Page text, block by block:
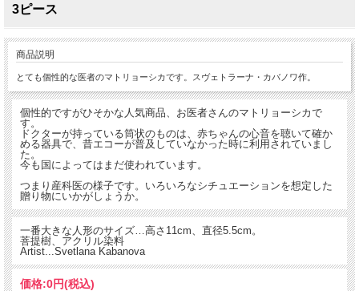
3ピース
商品説明
とても個性的な医者のマトリョーシカです。スヴェトラーナ・カバノワ作。
個性的ですがひそかな人気商品、お医者さんのマトリョーシカで
す。
ドクターが持っている筒状のものは、赤ちゃんの心音を聴いて確か
める器具で、昔エコーが普及していなかった時に利用されていまし
た。
今も国によってはまだ使われています。
つまり産科医の様子です。いろいろなシチュエーションを想定した
贈り物にいかがしょうか。
一番大きな人形のサイズ…高さ11cm、直径5.5cm。
菩提樹、アクリル染料
Artist...Svetlana Kabanova
価格:0円(税込)